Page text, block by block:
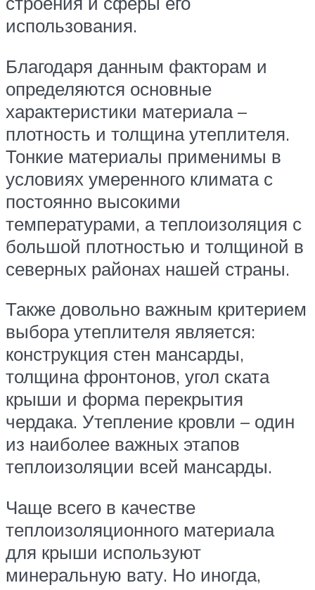
использования.
Благодаря данным факторам и
определяются основные
характеристики материала –
плотность и толщина утеплителя.
Тонкие материалы применимы в
условиях умеренного климата с
постоянно высокими
температурами, а теплоизоляция с
большой плотностью и толщиной в
северных районах нашей страны.
Также довольно важным критерием
выбора утеплителя является:
конструкция стен мансарды,
толщина фронтонов, угол ската
крыши и форма перекрытия
чердака. Утепление кровли – один
из наиболее важных этапов
теплоизоляции всей мансарды.
Чаще всего в качестве
теплоизоляционного материала
для крыши используют
минеральную вату. Но иногда,